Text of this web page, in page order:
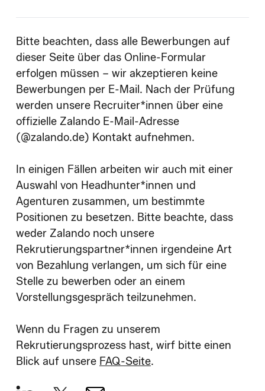
Bitte beachten, dass alle Bewerbungen auf
dieser Seite über das Online-Formular
erfolgen müssen – wir akzeptieren keine
Bewerbungen per E-Mail. Nach der Prüfung
werden unsere Recruiter*innen über eine
offizielle Zalando E-Mail-Adresse
(@zalando.de) Kontakt aufnehmen.
In einigen Fällen arbeiten wir auch mit einer
Auswahl von Headhunter*innen und
Agenturen zusammen, um bestimmte
Positionen zu besetzen. Bitte beachte, dass
weder Zalando noch unsere
Rekrutierungspartner*innen irgendeine Art
von Bezahlung verlangen, um sich für eine
Stelle zu bewerben oder an einem
Vorstellungsgespräch teilzunehmen.
Wenn du Fragen zu unserem
Rekrutierungsprozess hast, wirf bitte einen
Blick auf unsere FAQ-Seite.